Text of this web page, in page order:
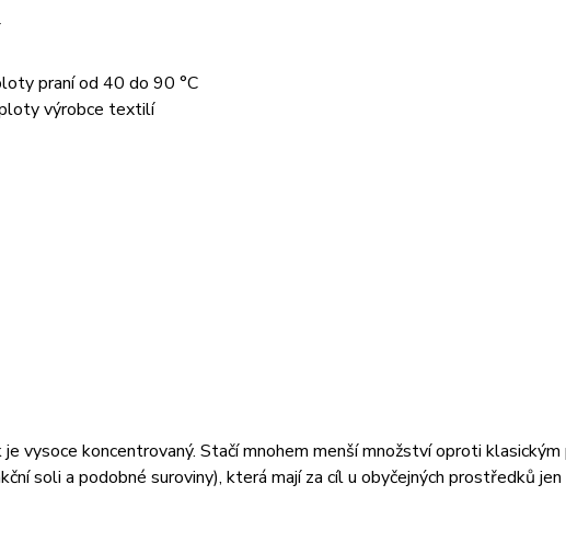
praní od 40 do 90 °C
výrobce textilí
vysoce koncentrovaný. Stačí mnohem menší množství oproti
soli a podobné suroviny), která mají za cíl u obyčejných prostředků